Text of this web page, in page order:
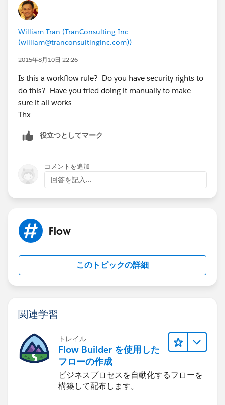
William Tran (TranConsulting Inc
(william@tranconsultinginc.com))
2015年8月10日 22:26
Is this a workflow rule? Do you have security rights to
do this? Have you tried doing it manually to make
sure it all works
Thx
役立つとしてマーク
コメントを追加
回答を記入...
Flow
このトピックの詳細
関連学習
トレイル
Flow Builder を使用した
フローの作成
ビジネスプロセスを自動化するフローを
構築して配布します。